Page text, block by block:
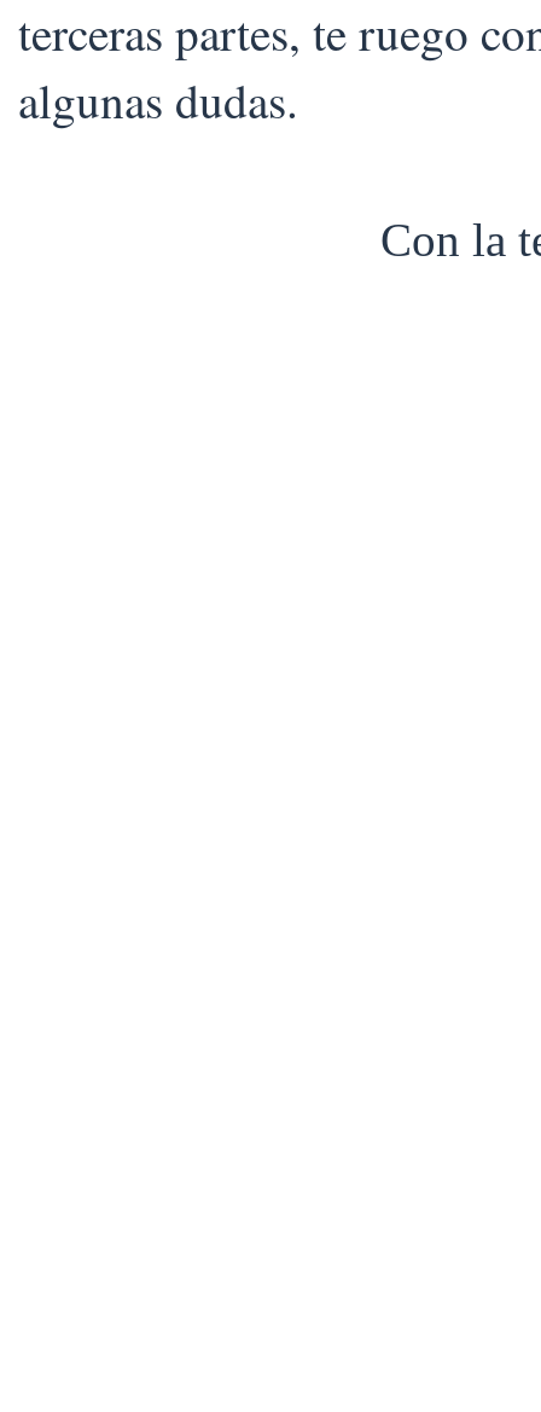
terceras partes, te ruego
algunas dudas.
Con la